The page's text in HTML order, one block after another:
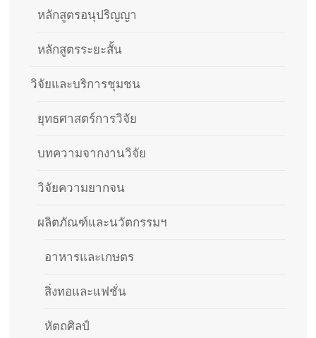
หลักสูตรอนุปริญญา
หลักสูตรระยะสั้น
วิจัยและบริการชุมชน
ยุทธศาสตร์การวิจัย
บทความจากงานวิจัย
วิจัยความยากจน
ผลิตภัณฑ์และนวัตกรรมฯ
อาหารและเกษตร
สิ่งทอและแฟชั่น
หัตถศิลป์